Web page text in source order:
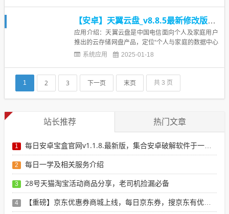
手机清理软件，软件能给用户进行快速全面的清理手
机中的垃圾内容和...
【安卓】天翼云盘_v8.8.5最新修改版本登录既是铂金会员
应用介绍：天翼云盘是中国电信面向个人及家庭用户
推出的云存储网盘产品，定位“个人与家庭的数据中心
“，为用户同时提供家庭云及个人云空间、手机相册备
请家人加入家庭云空间，一人上传文件，电视、电脑
同步浏览，全家共享【...
系统应用 2025-01-18
1 2 3 下一页 末页 共 3 页
站长推荐 热门文章
1 每日安卓宝盒官网v1.1.8.最新版，集合安卓破解软件于一体，新增全网搜索引擎
2 每日一学及相关服务介绍
3 28号天猫淘宝活动商品分享，老司机捡漏必备
4 【重磅】京东优惠券商城上线，每日京东券，搜京东有优惠的商品